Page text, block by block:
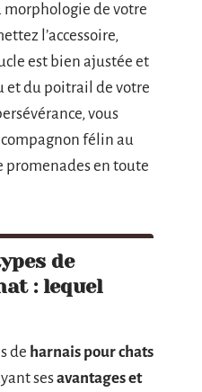
morphologie de votre
l’accessoire,
est bien ajustée et
et du poitrail de votre
vous
félin au
promenades en toute
de
: lequel
de harnais pour chats
sesavantages et